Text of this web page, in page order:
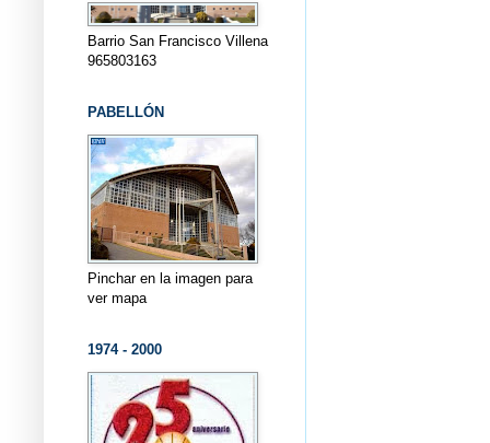
Barrio San Francisco Villena
965803163
PABELLÓN
Pinchar en la imagen para
ver mapa
1974 - 2000